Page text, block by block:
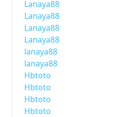
Lanaya88
Lanaya88
Lanaya88
Lanaya88
lanaya88
lanaya88
Hbtoto
Hbtoto
Hbtoto
Hbtoto